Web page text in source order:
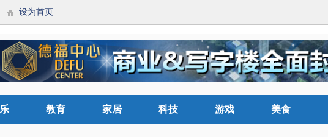
设为首页
教育 家居 科技 游戏 美食